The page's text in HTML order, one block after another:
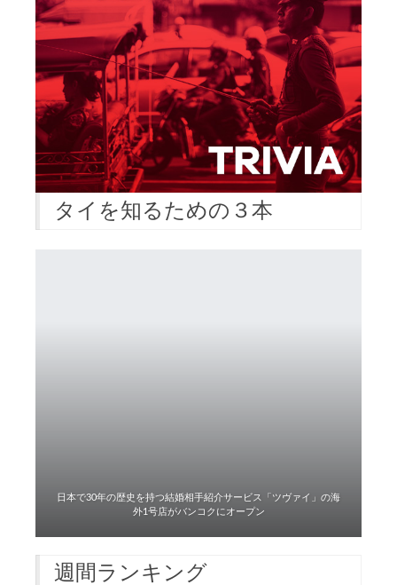
タイを知るための３本
日本で30年の歴史を持つ結婚相手紹介サービス「ツヴァイ」の海
外1号店がバンコクにオープン
週間ランキング